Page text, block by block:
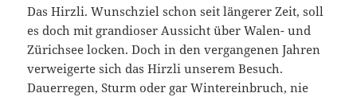
Das Hirzli. Wunschziel schon seit längerer Zeit, soll
es doch mit grandioser Aussicht über Walen- und
Zürichsee locken. Doch in den vergangenen Jahren
verweigerte sich das Hirzli unserem Besuch.
Dauerregen, Sturm oder gar Wintereinbruch, nie